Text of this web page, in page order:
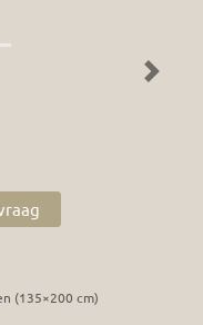
Next
(135×200 cm)